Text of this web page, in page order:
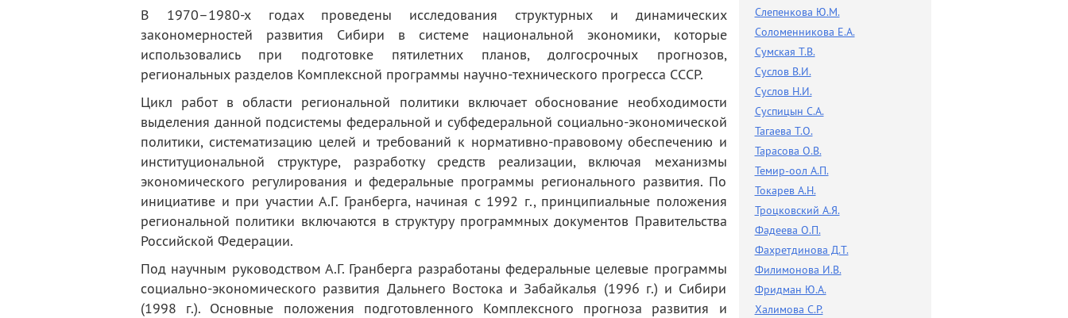
В 1970–1980-х годах проведены исследования структурных и динамических
закономерностей развития Сибири в системе национальной экономики, которые
использовались при подготовке пятилетних планов, долгосрочных прогнозов,
региональных разделов Комплексной программы научно-технического прогресса СССР.
Цикл работ в области региональной политики включает обоснование необходимости
выделения данной подсистемы федеральной и субфедеральной социально-экономической
политики, систематизацию целей и требований к нормативно-правовому обеспечению и
институциональной структуре, разработку средств реализации, включая механизмы
экономического регулирования и федеральные программы регионального развития. По
инициативе и при участии А.Г. Гранберга, начиная с 1992 г., принципиальные положения
региональной политики включаются в структуру программных документов Правительства
Российской Федерации.
Под научным руководством А.Г. Гранберга разработаны федеральные целевые программы
социально-экономического развития Дальнего Востока и Забайкалья (1996 г.) и Сибири
(1998 г.). Основные положения подготовленного Комплексного прогноза развития и
Слепенкова Ю.М.
Соломенникова Е.А.
Сумская Т.В.
Суслов В.И.
Суслов Н.И.
Суспицын С.А.
Тагаева Т.О.
Тарасова О.В.
Темир-оол А.П.
Токарев А.Н.
Троцковский А.Я.
Фадеева О.П.
Фахретдинова Д.Т.
Филимонова И.В.
Фридман Ю.А.
Халимова С.Р.